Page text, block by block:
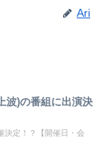
Ari
波)の番組に出演決
決定！？【開催日・会